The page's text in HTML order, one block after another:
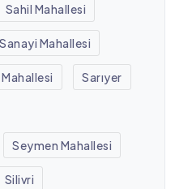
Sahil Mahallesi
Sanayi Mahallesi
Sarıyer
Seymen Mahallesi
Silivri